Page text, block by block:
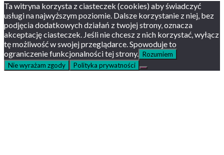
Ta witryna korzysta z ciasteczek (cookies) aby świadczyć
usługi na najwyższym poziomie. Dalsze korzystanie z niej, bez
podjęcia dodatkowych działań z twojej strony, oznacza
akceptację ciasteczek. Jeśli nie chcesz z nich korzystać, wyłącz
tę możliwość w swojej przeglądarce. Spowoduje to
ograniczenie funkcjonalności tej strony. Rozumiem
Nie wyrażam zgody
Polityka prywatności